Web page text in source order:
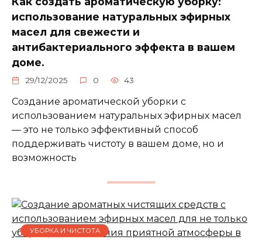
использование натуральных эфирных
масел для свежести и
антибактериального эффекта в вашем
доме.
29/12/2025 0 43
Создание ароматической уборки с
использованием натуральных эфирных масел
— это не только эффективный способ
поддерживать чистоту в вашем доме, но и
возможность
УБОРКА И ЧИСТОТА